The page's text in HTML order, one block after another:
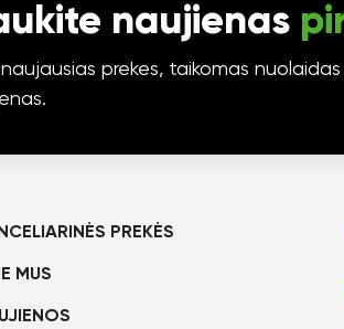
naujienas
prekes, taikomas nuolaidas
PREKĖS
MUS